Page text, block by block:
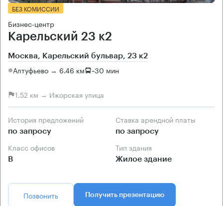
БЕЗ КОМИССИИ
Бизнес-центр
Карельский 23 к2
Москва, Карельский бульвар, 23 к2
Алтуфьево → 6.46 км ~30 мин
1.52 км → Ижорская улица
История предложений
по запросу
Ставка арендной платы
по запросу
Класс офисов
B
Тип здания
Жилое здание
Позвонить Получить презентацию